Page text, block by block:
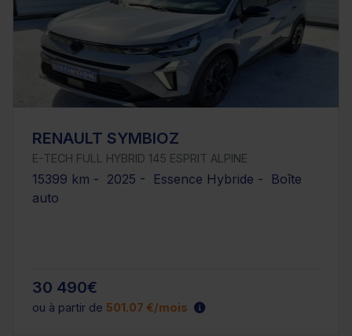
RENAULT SYMBIOZ
E-TECH FULL HYBRID 145 ESPRIT ALPINE
15399 km - 2025 - Essence Hybride - Boîte
auto
30 490€
ou à partir de 501.07 €/mois